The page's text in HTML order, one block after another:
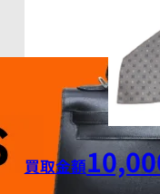
買取金額